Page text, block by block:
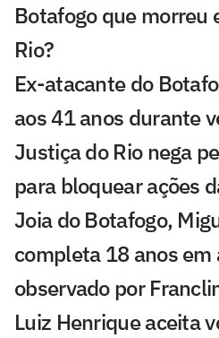
Botafogo que morreu
Rio?
Ex-atacante do
aos 41 anos durante
Justiça do Rio nega
para bloquear ações
Joia do Botafogo,
completa 18 anos em
observado por
Luiz Henrique aceita